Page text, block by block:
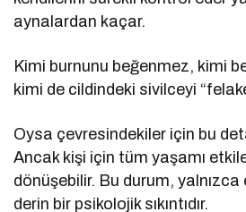
aynalardan kaçar.
Kimi burnunu beğenmez, kimi
kimi de cildindeki sivilceyi
Oysa çevresindekiler için bu
Ancak kişi için tüm yaşamı
dönüşebilir. Bu durum, yalnızca
derin bir psikolojik sıkıntıdır.